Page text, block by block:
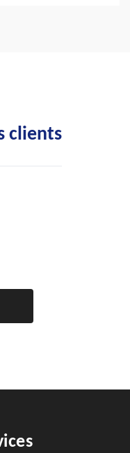
clients